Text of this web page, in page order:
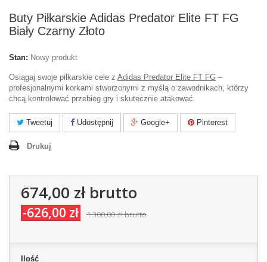
Buty Piłkarskie Adidas Predator Elite FT FG
Biały Czarny Złoto
Stan: Nowy produkt
Osiągaj swoje piłkarskie cele z Adidas Predator Elite FT FG –
profesjonalnymi korkami stworzonymi z myślą o zawodnikach, którzy
chcą kontrolować przebieg gry i skutecznie atakować.
Tweetuj Udostępnij Google+ Pinterest
Drukuj
674,00 złbrutto
-626,00 zł 1 300,00 złbrutto
Ilość